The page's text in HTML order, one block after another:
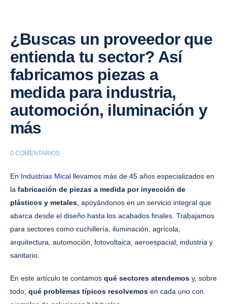
¿Buscas un proveedor que
entienda tu sector? Así
fabricamos piezas a
medida para industria,
automoción, iluminación y
más
0 COMENTARIOS
En Industrias Mical llevamos más de 45 años especializados en
la fabricación de piezas a medida por inyección de
plásticos y metales, apoyándonos en un servicio integral que
abarca desde el diseño hasta los acabados finales. Trabajamos
para sectores como cuchillería, iluminación, agrícola,
arquitectura, automoción, fotovoltaica, aeroespacial, industria y
sanitario.
En este artículo te contamos qué sectores atendemos y, sobre
todo, qué problemas típicos resolvemos en cada uno con